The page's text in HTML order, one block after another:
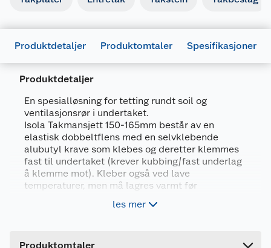
Produktdetaljer Produktomtaler Spesifikasjoner
Produktdetaljer
En spesialløsning for tetting rundt soil og
ventilasjonsrør i undertaket.
Isola Takmansjett 150-165mm består av en
elastisk dobbeltflens med en selvklebende
alubutyl krave som klebes og deretter klemmes
fast til undertaket (krever kubbing/fast underlag
å klemme mot). Kleber også ved lave
temperaturer, men må lagres varmt før
les mer
Produktomtaler
Generelt
Artikkelnummer
7057755641449
Leverandørens artikkelnummer